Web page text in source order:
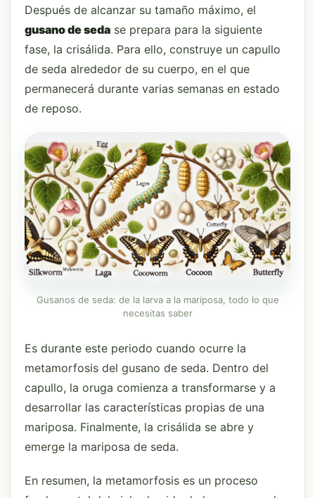
Después de alcanzar su tamaño máximo, el
gusano de seda se prepara para la siguiente
fase, la crisálida. Para ello, construye un capullo
de seda alrededor de su cuerpo, en el que
permanecerá durante varias semanas en estado
de reposo.
Gusanos de seda: de la larva a la mariposa, todo lo que
necesitas saber
Es durante este periodo cuando ocurre la
metamorfosis del gusano de seda. Dentro del
capullo, la oruga comienza a transformarse y a
desarrollar las características propias de una
mariposa. Finalmente, la crisálida se abre y
emerge la mariposa de seda.
En resumen, la metamorfosis es un proceso